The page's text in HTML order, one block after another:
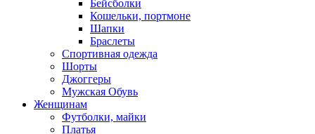
Бейсболки
Кошельки, портмоне
Шапки
Браслеты
Спортивная одежда
Шорты
Джоггеры
Мужская Обувь
Женщинам
Футболки, майки
Платья